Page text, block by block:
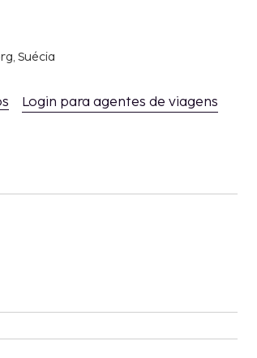
Suécia
Login para agentes de viagens